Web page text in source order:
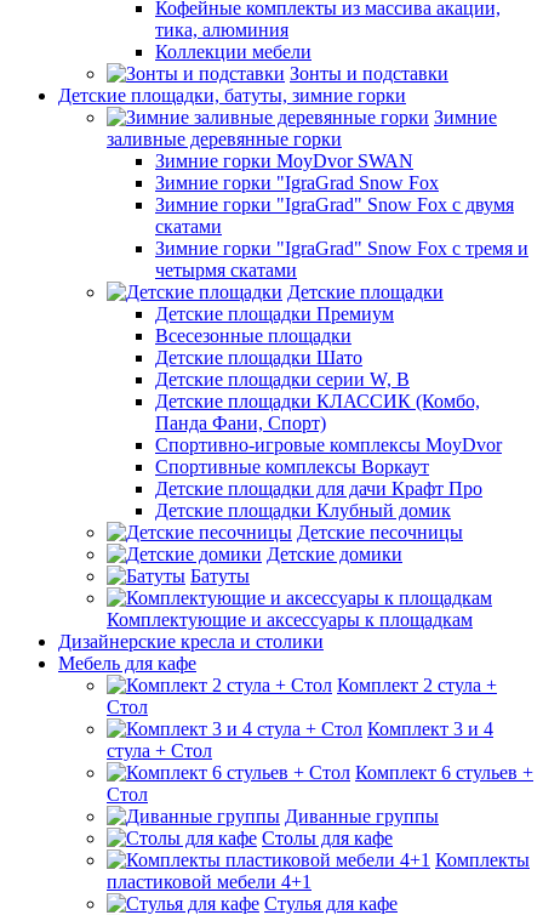
Кофейные комплекты из массива акации,
тика, алюминия
Коллекции мебели
Зонты и подставки
Детские площадки, батуты, зимние горки
Зимние
заливные деревянные горки
Зимние горки MoyDvor SWAN
Зимние горки "IgraGrad Snow Fox
Зимние горки "IgraGrad" Snow Fox с двумя
скатами
Зимние горки "IgraGrad" Snow Fox с тремя и
четырмя скатами
Детские площадки
Детские площадки Премиум
Всесезонные площадки
Детские площадки Шато
Детские площадки серии W, В
Детские площадки КЛАССИК (Комбо,
Панда Фани, Спорт)
Спортивно-игровые комплексы MoyDvor
Спортивные комплексы Воркаут
Детские площадки для дачи Крафт Про
Детские площадки Клубный домик
Детские песочницы
Детские домики
Батуты
Комплектующие и аксессуары к площадкам
Дизайнерские кресла и столики
Мебель для кафе
Комплект 2 стула +
Стол
Комплект 3 и 4
стула + Стол
Комплект 6 стульев +
Стол
Диванные группы
Столы для кафе
Комплекты
пластиковой мебели 4+1
Стулья для кафе